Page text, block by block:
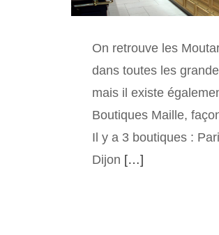
On retrouve les
dans toutes les
mais il existe
Boutiques Maille,
Il y a 3 boutiques :
Dijon […]